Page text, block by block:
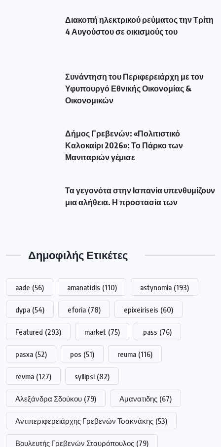
Διακοπή ηλεκτρικού ρεύματος την Τρίτη
4 Αυγούστου σε οικισμούς του
Συνάντηση του Περιφερειάρχη με τον
Υφυπουργό Εθνικής Οικονομίας &
Οικονομικών
Δήμος Γρεβενών: «Πολιτιστικό
Καλοκαίρι 2026»: Το Πάρκο των
Μανιταριών γέμισε
Τα γεγονότα στην Ισπανία υπενθυμίζουν
μια αλήθεια. Η προστασία των
Δημοφιλής Ετικέτες
aade (56) amanatidis (110) astynomia (193)
dypa (54) eforia (78) epixeiriseis (60)
Featured (293) market (75) pass (76)
pasxa (52) pos (51) reuma (116)
revma (127) syllipsi (82)
Αλεξάνδρα Σδούκου (79) Αμανατιδης (67)
Αντιπεριφερειάρχης Γρεβενών Τσακνάκης (53)
Βουλευτής Γρεβενών Σταυρόπουλος (79)